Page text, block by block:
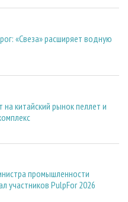
«Свеза» расширяет водную
китайский рынок пеллет и
промышленности
участников PulpFor 2026